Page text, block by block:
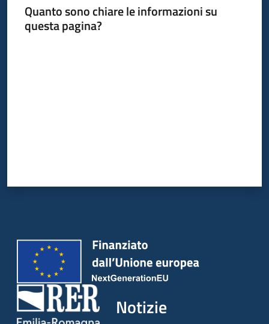
Quanto sono chiare le informazioni su
questa pagina?
Notizie